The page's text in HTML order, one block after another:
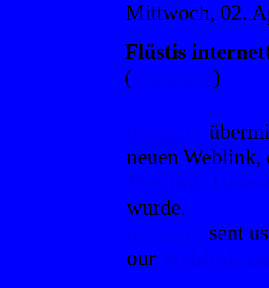
Mittwoch, 02.
Flüstis
(
)
neuen Weblink,
wurde.
sent
our